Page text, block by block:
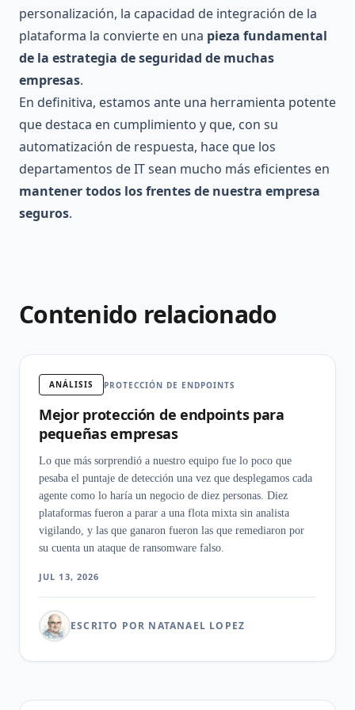
personalización, la capacidad de integración de la
plataforma la convierte en una pieza fundamental
de la estrategia de seguridad de muchas
empresas.
En definitiva, estamos ante una herramienta potente
que destaca en cumplimiento y que, con su
automatización de respuesta, hace que los
departamentos de IT sean mucho más eficientes en
mantener todos los frentes de nuestra empresa
seguros.
Contenido relacionado
ANÁLISIS PROTECCIÓN DE ENDPOINTS
Mejor protección de endpoints para
pequeñas empresas
Lo que más sorprendió a nuestro equipo fue lo poco que
pesaba el puntaje de detección una vez que desplegamos cada
agente como lo haría un negocio de diez personas. Diez
plataformas fueron a parar a una flota mixta sin analista
vigilando, y las que ganaron fueron las que remediaron por
su cuenta un ataque de ransomware falso.
JUL 13, 2026
ESCRITO POR NATANAEL LOPEZ